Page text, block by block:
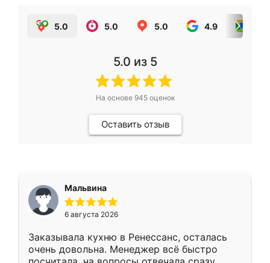
5.0 5.0 5.0 4.9
5.0 из 5
На основе 945оценок
Оставить отзыв
Мальвина
6 августа 2026
Заказывала кухню в Ренессанс, осталась
очень довольна. Менеджер всё быстро